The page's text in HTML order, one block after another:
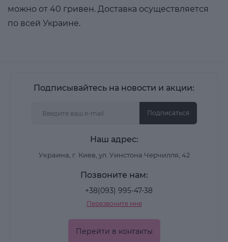
можно от 40 гривен. Доставка осуществляется
по всей Украине.
Подписывайтесь на новости и акции:
Подписаться
Наш адрес:
Украина, г. Киев, ул. Уинстона Черчилля, 42
Позвоните нам:
+38(093) 995-47-38
Перезвоните мне
Перейти в контакты